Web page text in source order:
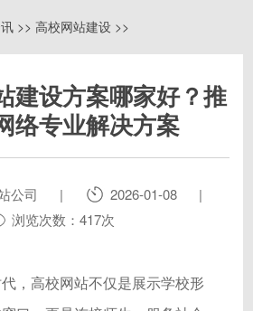
>>高校网站建设 >>
建设方案哪家好？推
络专业解决方案
公司 | 2026-01-08
|
浏览次数：417次
，高校网站不仅是展示学校形